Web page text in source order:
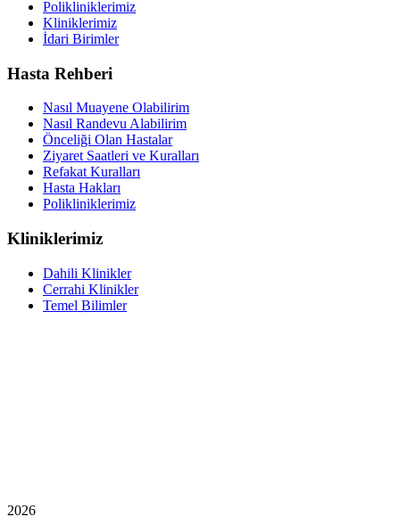
Polikliniklerimiz
Kliniklerimiz
İdari Birimler
Hasta Rehberi
Nasıl Muayene Olabilirim
Nasıl Randevu Alabilirim
Önceliği Olan Hastalar
Ziyaret Saatleri ve Kuralları
Refakat Kuralları
Hasta Hakları
Polikliniklerimiz
Kliniklerimiz
Dahili Klinikler
Cerrahi Klinikler
Temel Bilimler
2026